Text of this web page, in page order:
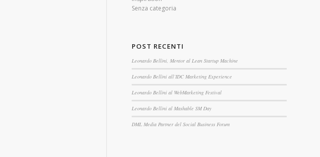
Senza categoria
POST RECENTI
Leonardo Bellini, Mentor al Lean Startup Machine
Leonardo Bellini all’IDC Marketing Experience
Leonardo Bellini al WebMarketing Festival
Leonardo Bellini al Mashable SM Day
DML Media Partner del Social Business Forum